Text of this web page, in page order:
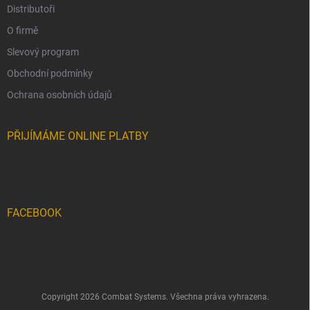
Distributoři
O firmě
Slevový program
Obchodní podmínky
Ochrana osobních údajů
PŘIJÍMÁME ONLINE PLATBY
FACEBOOK
Copyright 2026 Combat Systems. Všechna práva vyhrazena.